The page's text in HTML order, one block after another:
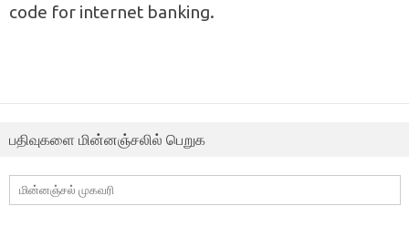
code for internet banking.
பதிவுகளை மின்னஞ்சலில் பெறுக
மின்னஞ்சல்
முகவரி